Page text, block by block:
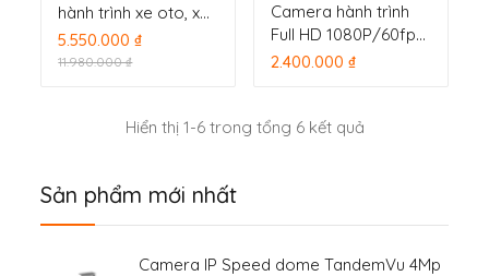
Sản phẩm mới nhất
Camera IP Speed dome TandemVu 4Mp
hành trình xe oto, xe
khách, xe tải Dahua
DHI-DVR0404ME-SC-
5.550.000 ₫
11.980.000 ₫
Camera hành trình
Full HD 1080P/60fps
Ezviz S2 Starter Kit
2.400.000 ₫
Hiển thị 1-6 trong tổng 6 kết quả